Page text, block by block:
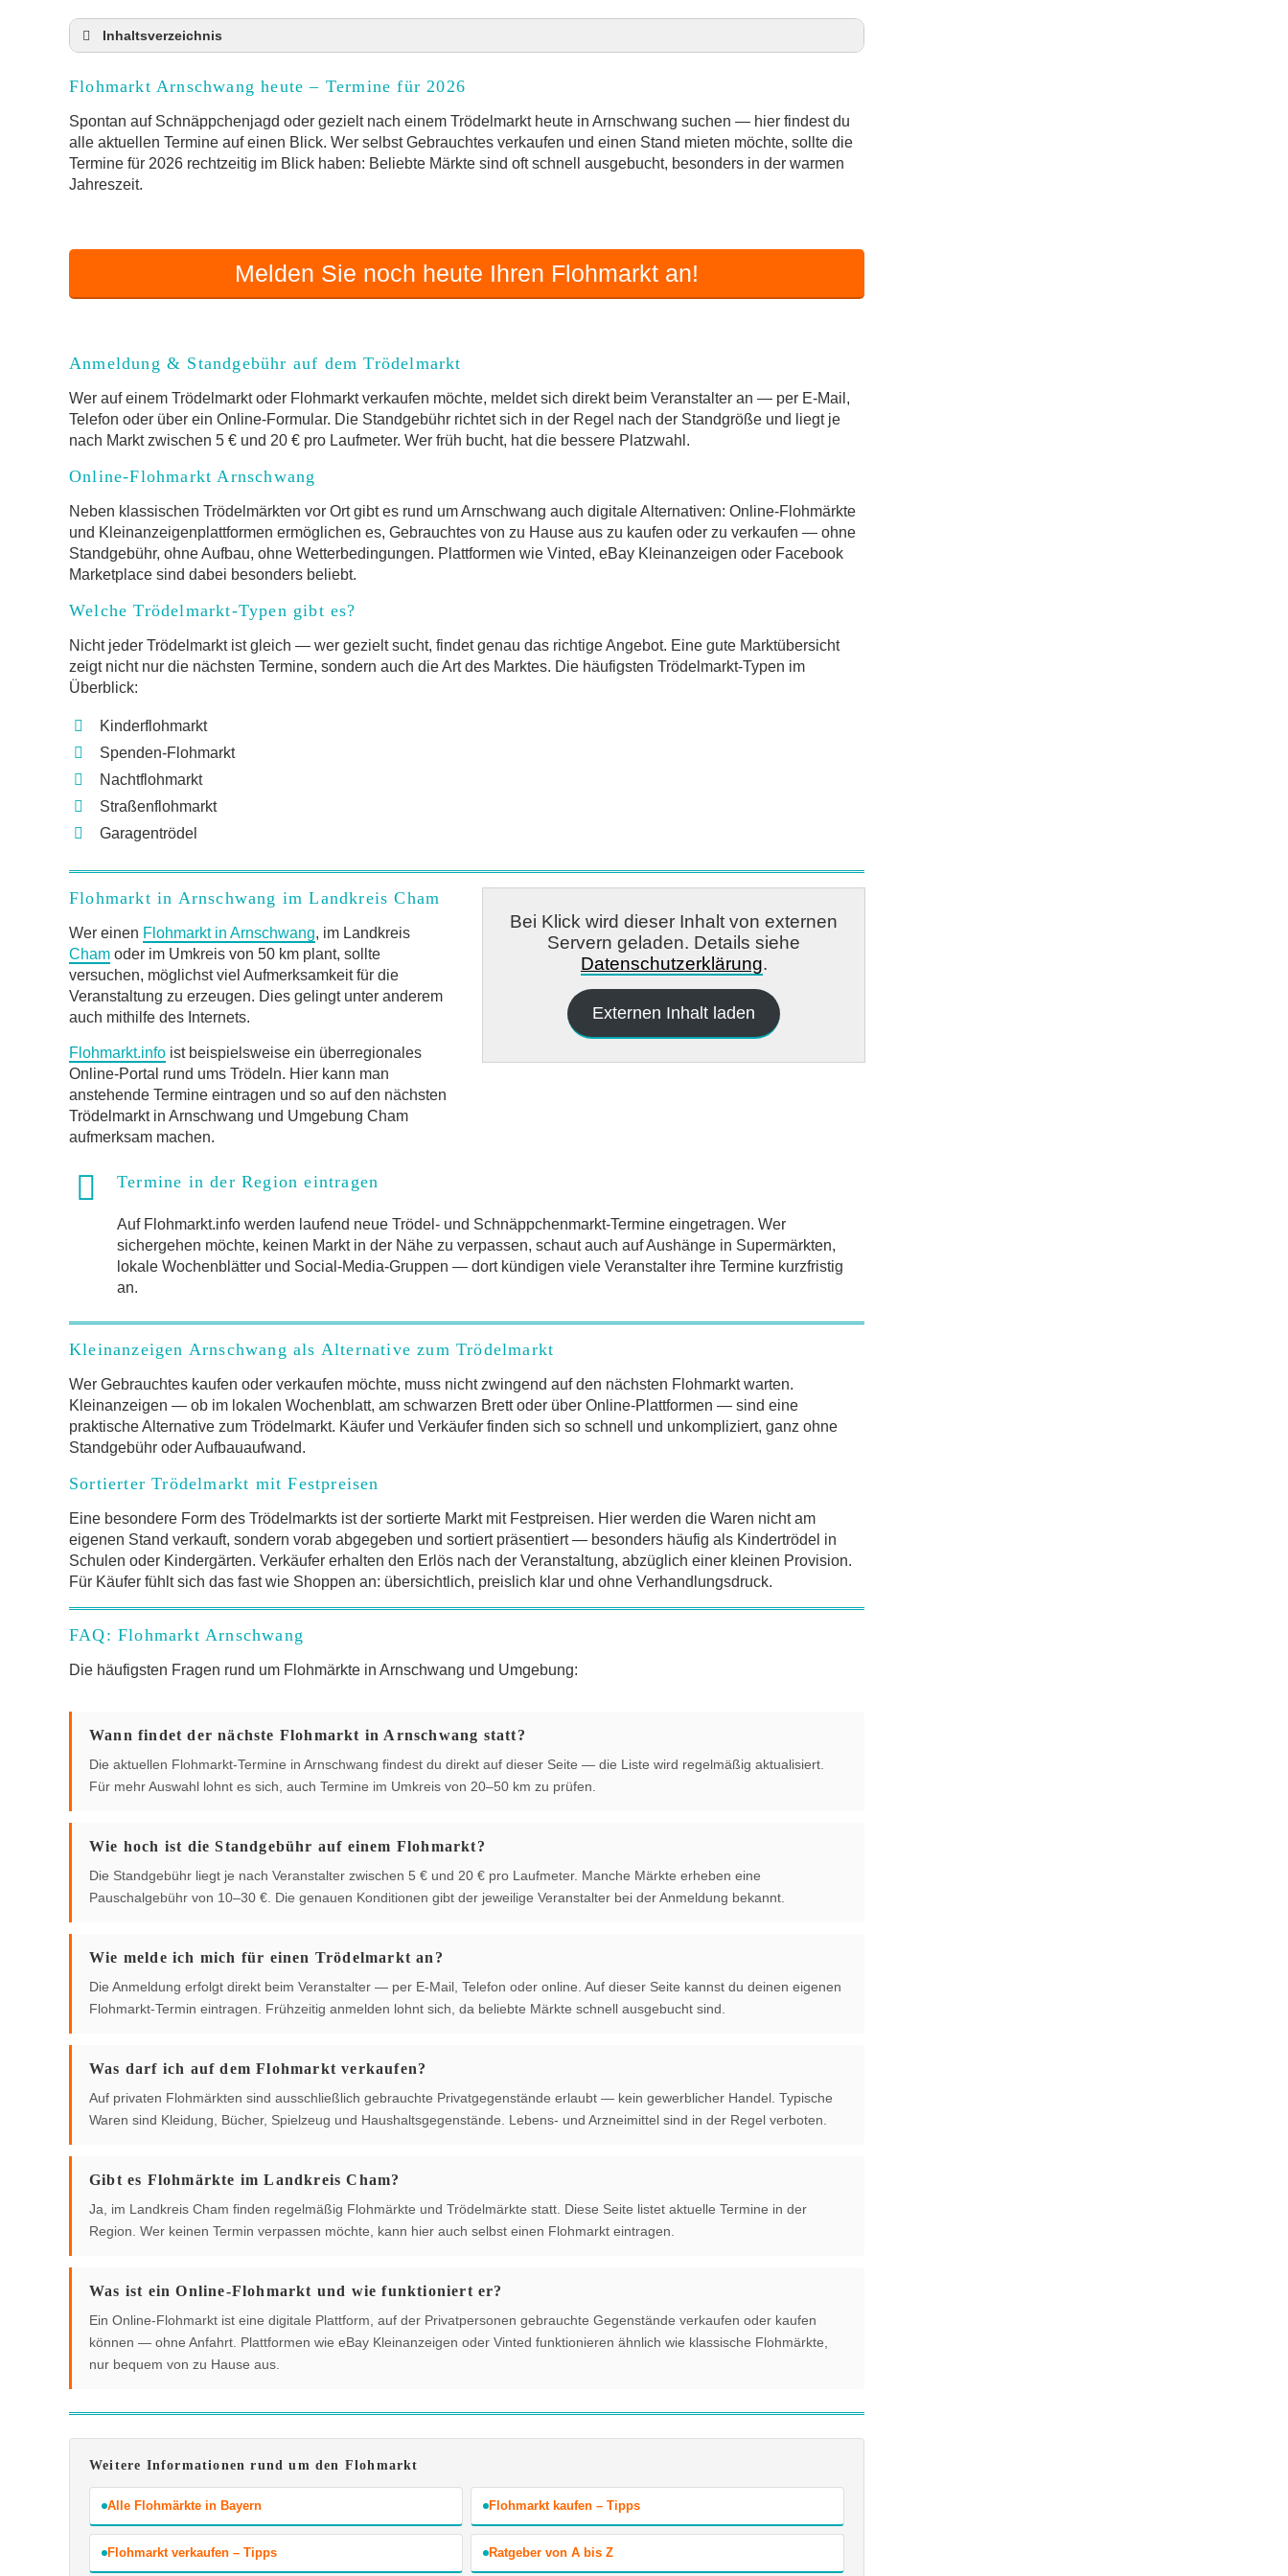
Inhaltsverzeichnis
Anmeldung & Standgebühr auf dem Trödelmarkt
Online-Flohmarkt Arnschwang
Welche Trödelmarkt-Typen gibt es?
Aktuelle Flohmarkt-Termine für Arnschwang und Umgebung
FAQ: Flohmarkt Arnschwang
Flohmarkt-Termin melden
Flohmarkt Arnschwang heute – Termine für 2026
Spontan auf Schnäppchenjagd oder gezielt nach einem Trödelmarkt heute in Arnschwang suchen — hier findest du
alle aktuellen Termine auf einen Blick. Wer selbst Gebrauchtes verkaufen und einen Stand mieten möchte, sollte die
Termine für 2026 rechtzeitig im Blick haben: Beliebte Märkte sind oft schnell ausgebucht, besonders in der warmen
Jahreszeit.
Melden Sie noch heute Ihren Flohmarkt an!
Anmeldung & Standgebühr auf dem Trödelmarkt
Wer auf einem Trödelmarkt oder Flohmarkt verkaufen möchte, meldet sich direkt beim Veranstalter an — per E-Mail,
Telefon oder über ein Online-Formular. Die Standgebühr richtet sich in der Regel nach der Standgröße und liegt je
nach Markt zwischen 5 € und 20 € pro Laufmeter. Wer früh bucht, hat die bessere Platzwahl.
Online-Flohmarkt Arnschwang
Neben klassischen Trödelmärkten vor Ort gibt es rund um Arnschwang auch digitale Alternativen: Online-Flohmärkte
und Kleinanzeigenplattformen ermöglichen es, Gebrauchtes von zu Hause aus zu kaufen oder zu verkaufen — ohne
Standgebühr, ohne Aufbau, ohne Wetterbedingungen. Plattformen wie Vinted, eBay Kleinanzeigen oder Facebook
Marketplace sind dabei besonders beliebt.
Welche Trödelmarkt-Typen gibt es?
Nicht jeder Trödelmarkt ist gleich — wer gezielt sucht, findet genau das richtige Angebot. Eine gute Marktübersicht
zeigt nicht nur die nächsten Termine, sondern auch die Art des Marktes. Die häufigsten Trödelmarkt-Typen im
Überblick:
Kinderflohmarkt
Spenden-Flohmarkt
Nachtflohmarkt
Straßenflohmarkt
Garagentrödel
Flohmarkt in Arnschwang im Landkreis Cham
Wer einen Flohmarkt in Arnschwang, im Landkreis
Cham oder im Umkreis von 50 km plant, sollte
versuchen, möglichst viel Aufmerksamkeit für die
Veranstaltung zu erzeugen. Dies gelingt unter anderem
auch mithilfe des Internets.
Flohmarkt.info ist beispielsweise ein überregionales
Online-Portal rund ums Trödeln. Hier kann man
anstehende Termine eintragen und so auf den nächsten
Trödelmarkt in Arnschwang und Umgebung Cham
aufmerksam machen.
Bei Klick wird dieser Inhalt von externen
Servern geladen. Details siehe
Datenschutzerklärung.
Externen Inhalt laden
Termine in der Region eintragen
Auf Flohmarkt.info werden laufend neue Trödel- und Schnäppchenmarkt-Termine eingetragen. Wer
sichergehen möchte, keinen Markt in der Nähe zu verpassen, schaut auch auf Aushänge in Supermärkten,
lokale Wochenblätter und Social-Media-Gruppen — dort kündigen viele Veranstalter ihre Termine kurzfristig
an.
Kleinanzeigen Arnschwang als Alternative zum Trödelmarkt
Wer Gebrauchtes kaufen oder verkaufen möchte, muss nicht zwingend auf den nächsten Flohmarkt warten.
Kleinanzeigen — ob im lokalen Wochenblatt, am schwarzen Brett oder über Online-Plattformen — sind eine
praktische Alternative zum Trödelmarkt. Käufer und Verkäufer finden sich so schnell und unkompliziert, ganz ohne
Standgebühr oder Aufbauaufwand.
Sortierter Trödelmarkt mit Festpreisen
Eine besondere Form des Trödelmarkts ist der sortierte Markt mit Festpreisen. Hier werden die Waren nicht am
eigenen Stand verkauft, sondern vorab abgegeben und sortiert präsentiert — besonders häufig als Kindertrödel in
Schulen oder Kindergärten. Verkäufer erhalten den Erlös nach der Veranstaltung, abzüglich einer kleinen Provision.
Für Käufer fühlt sich das fast wie Shoppen an: übersichtlich, preislich klar und ohne Verhandlungsdruck.
FAQ: Flohmarkt Arnschwang
Die häufigsten Fragen rund um Flohmärkte in Arnschwang und Umgebung:
Wann findet der nächste Flohmarkt in Arnschwang statt?
Die aktuellen Flohmarkt-Termine in Arnschwang findest du direkt auf dieser Seite — die Liste wird regelmäßig aktualisiert.
Für mehr Auswahl lohnt es sich, auch Termine im Umkreis von 20–50 km zu prüfen.
Wie hoch ist die Standgebühr auf einem Flohmarkt?
Die Standgebühr liegt je nach Veranstalter zwischen 5 € und 20 € pro Laufmeter. Manche Märkte erheben eine
Pauschalgebühr von 10–30 €. Die genauen Konditionen gibt der jeweilige Veranstalter bei der Anmeldung bekannt.
Wie melde ich mich für einen Trödelmarkt an?
Die Anmeldung erfolgt direkt beim Veranstalter — per E-Mail, Telefon oder online. Auf dieser Seite kannst du deinen eigenen
Flohmarkt-Termin eintragen. Frühzeitig anmelden lohnt sich, da beliebte Märkte schnell ausgebucht sind.
Was darf ich auf dem Flohmarkt verkaufen?
Auf privaten Flohmärkten sind ausschließlich gebrauchte Privatgegenstände erlaubt — kein gewerblicher Handel. Typische
Waren sind Kleidung, Bücher, Spielzeug und Haushaltsgegenstände. Lebens- und Arzneimittel sind in der Regel verboten.
Gibt es Flohmärkte im Landkreis Cham?
Ja, im Landkreis Cham finden regelmäßig Flohmärkte und Trödelmärkte statt. Diese Seite listet aktuelle Termine in der
Region. Wer keinen Termin verpassen möchte, kann hier auch selbst einen Flohmarkt eintragen.
Was ist ein Online-Flohmarkt und wie funktioniert er?
Ein Online-Flohmarkt ist eine digitale Plattform, auf der Privatpersonen gebrauchte Gegenstände verkaufen oder kaufen
können — ohne Anfahrt. Plattformen wie eBay Kleinanzeigen oder Vinted funktionieren ähnlich wie klassische Flohmärkte,
nur bequem von zu Hause aus.
Weitere Informationen rund um den Flohmarkt
Alle Flohmärkte in Bayern Flohmarkt kaufen – Tipps
Flohmarkt verkaufen – Tipps Ratgeber von A bis Z